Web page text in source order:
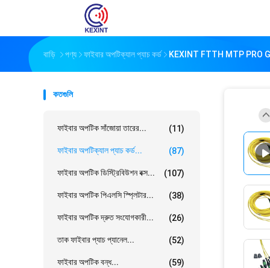
বাড়ি পণ্য ফাইবার অপটিক্যাল প্যাচ কর্ড KEXINT FTTH MTP PRO
কতগুলি
ফাইবার অপটিক সাঁজোয়া তারের... (11)
ফাইবার অপটিক্যাল প্যাচ কর্ড... (87)
ফাইবার অপটিক ডিস্ট্রিবিউশন বক্স... (107)
ফাইবার অপটিক পিএলসি স্প্লিটার... (38)
ফাইবার অপটিক দ্রুত সংযোগকারী... (26)
তাক ফাইবার প্যাচ প্যানেল... (52)
ফাইবার অপটিক বন্ধ... (59)